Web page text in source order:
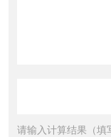
请输入计算结果（填